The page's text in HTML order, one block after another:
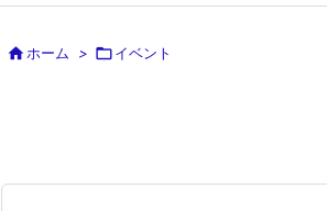
ホーム > イベント